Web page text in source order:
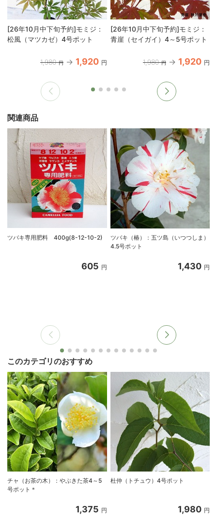
[26年10月中下旬予約]モミジ：
松風（マツカゼ）4号ポット
1,980 円 1,920 円
[26年10月中下旬予約]モミジ：
青崖（セイガイ）4～5号ポット
1,980 円 1,920 円
関連商品
ツバキ専用肥料 400g(8-12-10-2)
605 円
ツバキ（椿）：五ツ島（いつつしま）
4.5号ポット
1,430 円
このカテゴリのおすすめ
チャ（お茶の木）：やぶきた茶4～5
号ポット＊
1,375 円
杜仲（トチュウ）4号ポット
1,980 円